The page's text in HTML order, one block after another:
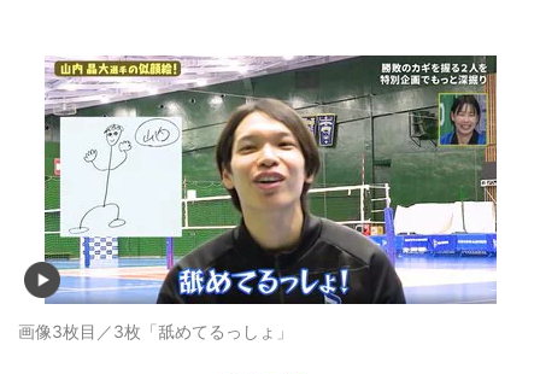
画像3枚目／3枚 「舐めてるっしょ」